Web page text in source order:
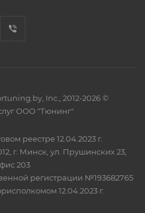
Inc., 2012-2026 ©
ООО "Тюнинг"
реестре 12.04.2023 г.
г. Минск, ул. Прушинских 23,
203
регистрации №193682765
12.04.2023 г.